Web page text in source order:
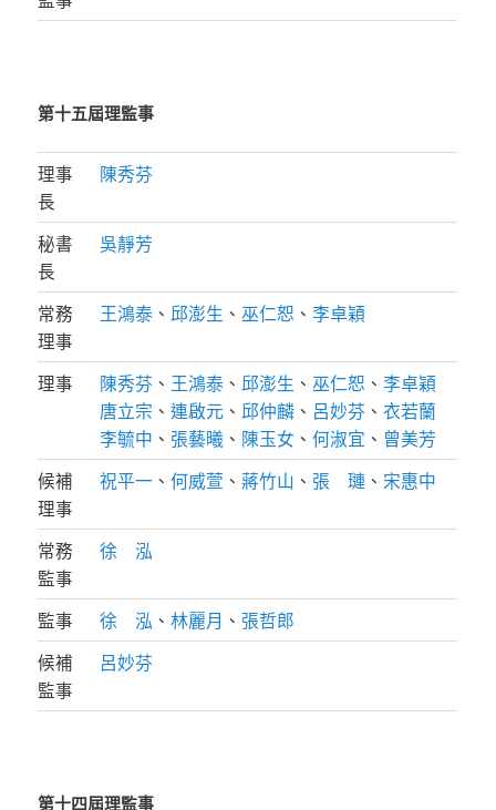
第十五屆理監事
理事
長
陳秀芬
秘書
長
吳靜芳
常務
理事
王鴻泰 、 邱澎生 、巫仁恕 、李卓穎
理事 陳秀芬 、 王鴻泰 、 邱澎生 、巫仁恕 、李卓穎
唐立宗 、連啟元 、 邱仲麟 、 呂妙芬 、衣若蘭
李毓中 、 張藝曦 、 陳玉女 、何淑宜 、 曾美芳
候補
理事
祝平一 、何威萱 、蔣竹山 、 張 璉 、 宋惠中
常務
監事
徐 泓
監事 徐 泓 、林麗月 、 張哲郎
候補
監事
呂妙芬
第十四屆理監事